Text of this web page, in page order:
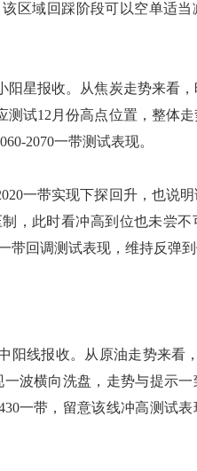
区域回踩阶段可以空单适
星报收。从焦炭走势来看，
测试12月份高点位置，整体
2070一带测试表现。
一带实现下探回升，也说明
，此时看冲高到位也未尝
带回调测试表现，维持反弹到
线报收。从原油走势来看
波横向洗盘，走势与提示
一带，留意该线冲高测试